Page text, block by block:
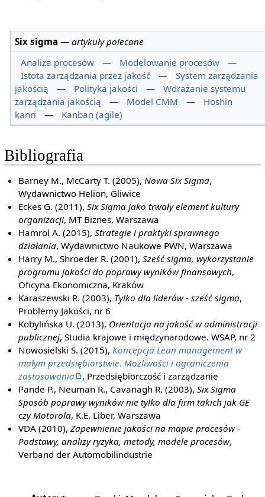
Six sigma —artykuły polecane
Analiza procesów
— Modelowanie procesów
—
Istota zarządzania przez jakość
—
System zarządzania
jakością
— Polityka jakości —
Wdrażanie systemu
zarządzania jakością
— Model CMM —
Hoshin
kanri
— Kanban (agile)
Bibliografia
Barney M., McCarty T. (2005), Nowa Six Sigma,
Wydawnictwo Helion, Gliwice
Eckes G. (2011),Six Sigma jako trwały element kultury
organizacji, MT Biznes, Warszawa
Hamrol A. (2015),Strategie i praktyki sprawnego
działania, Wydawnictwo Naukowe PWN, Warszawa
Harry M., Shroeder R. (2001),Sześć sigma, wykorzystanie
programu jakości do poprawy wyników finansowych,
Oficyna Ekonomiczna, Kraków
Karaszewski R. (2003), Tylko dla liderów - sześć sigma,
Problemy Jakości, nr 6
Kobylińska U. (2013), Orientacja na jakość w administracji
publicznej, Studia krajowe i międzynarodowe. WSAP, nr 2
Nowosielski S. (2015), Koncepcja Lean management w
małym przedsiębiorstwie. Możliwości i ograniczenia
zastosowania
, Przedsiębiorczość i zarządzanie
Pande P., Neuman R., Cavanagh R. (2003),Six Sigma
Sposób poprawy wyników nie tylko dla firm takich jak GE
czy Motorola, K.E. Liber, Warszawa
VDA (2010),Zapewnienie jakości na mapie procesów -
Podstawy, analizy ryzyka, metody, modele procesów,
Verband der Automobilindustrie